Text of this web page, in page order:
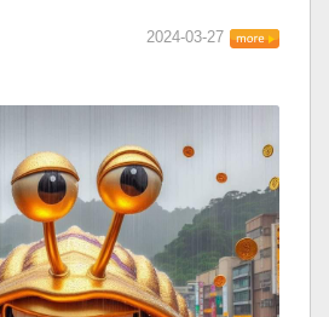
2024-03-27